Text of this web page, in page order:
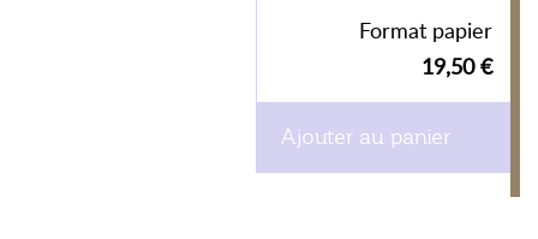
Format papier
19,50 €
Ajouter au panier